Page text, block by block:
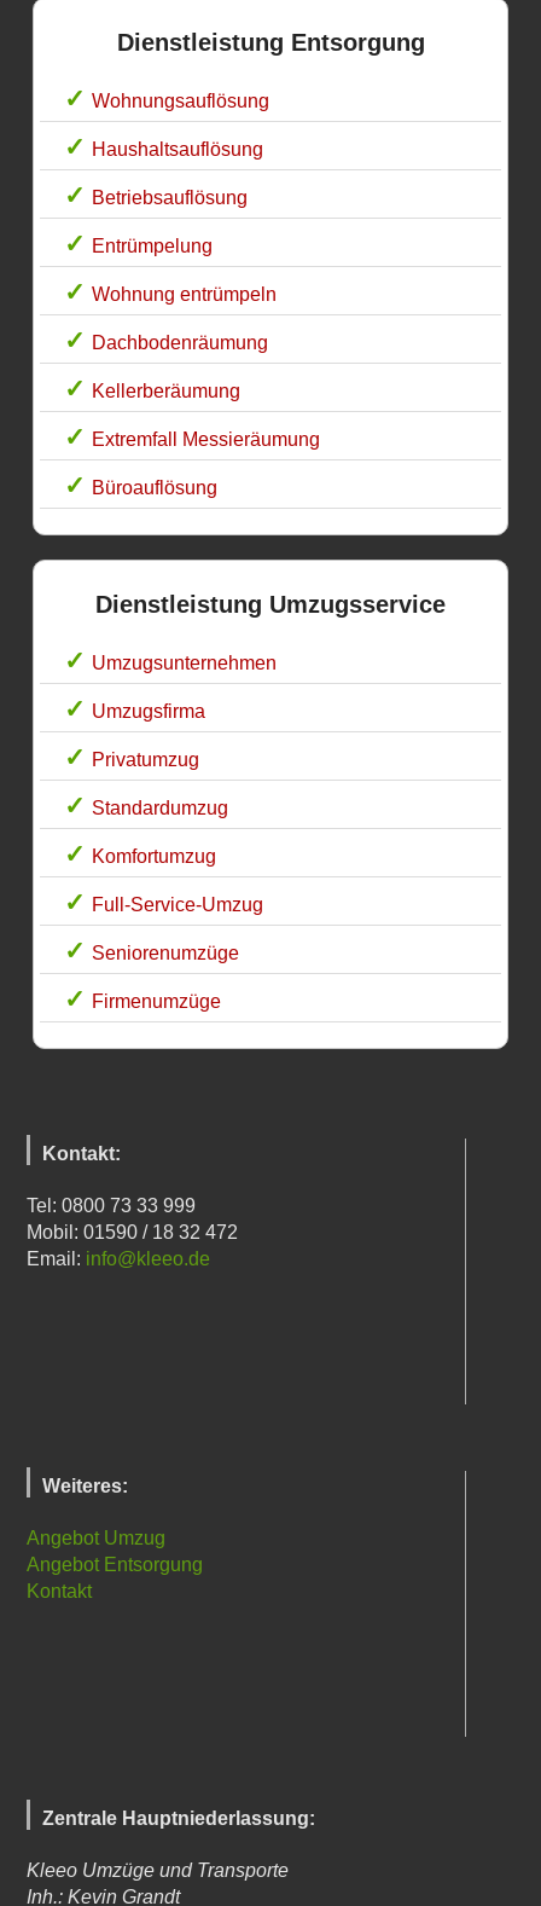
Dienstleistung Entsorgung
Wohnungsauflösung
Haushaltsauflösung
Betriebsauflösung
Entrümpelung
Wohnung entrümpeln
Dachbodenräumung
Kellerberäumung
Extremfall Messieräumung
Büroauflösung
Dienstleistung Umzugsservice
Umzugsunternehmen
Umzugsfirma
Privatumzug
Standardumzug
Komfortumzug
Full-Service-Umzug
Seniorenumzüge
Firmenumzüge
Kontakt:
Tel: 0800 73 33 999
Mobil: 01590 / 18 32 472
Email: info@kleeo.de
Weiteres:
Angebot Umzug
Angebot Entsorgung
Kontakt
Zentrale Hauptniederlassung:
Kleeo Umzüge und Transporte
Inh.: Kevin Grandt